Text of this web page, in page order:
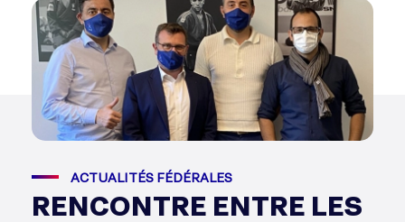
ACTUALITÉS FÉDÉRALES
RENCONTRE ENTRE LES